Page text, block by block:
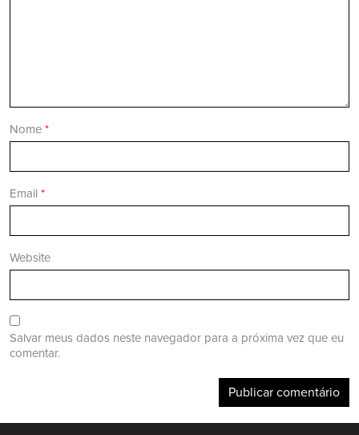
Nome *
Email *
Website
Salvar meus dados neste navegador para a próxima vez que eu
comentar.